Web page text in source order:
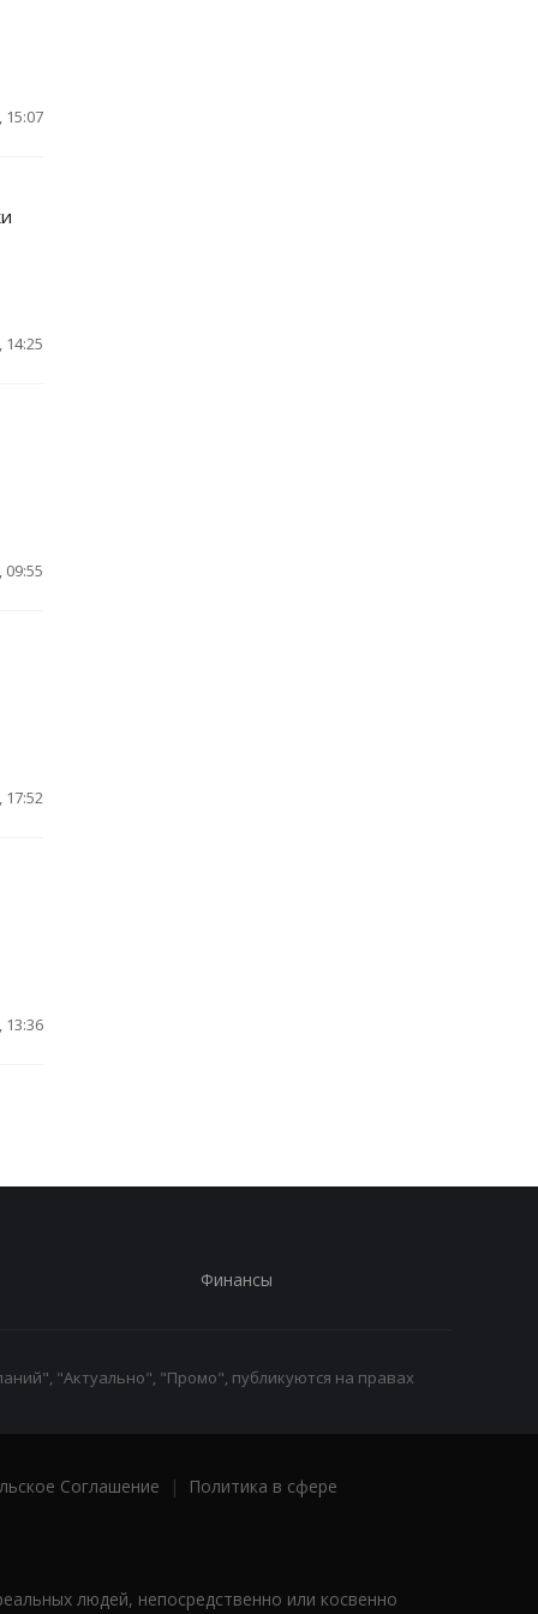
15:07
17:52
13:36
Финансы
"Актуально", "Промо", публикуются на правах
Соглашение | Политика в сфере
людей, непосредственно или косвенно